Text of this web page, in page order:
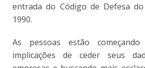
entrada do Código de Defesa
1990.
As pessoas estão
implicações de ceder seus